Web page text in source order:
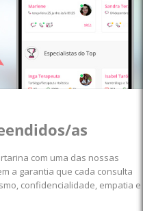
as
com uma das nossas
a garantia que cada consulta
confidencialidade, empatia e